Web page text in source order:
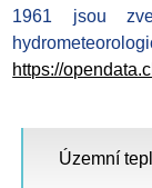
1961 jsou
https://
Územní